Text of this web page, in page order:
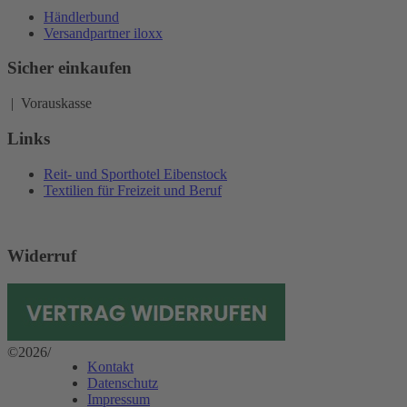
Händlerbund
Versandpartner iloxx
Sicher einkaufen
| Vorauskasse
Links
Reit- und Sporthotel Eibenstock
Textilien für Freizeit und Beruf
Widerruf
©2026/
Kontakt
Datenschutz
Impressum